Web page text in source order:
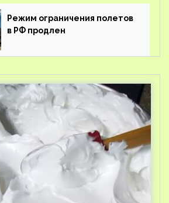
Режим ограничения полетов
в РФ продлен